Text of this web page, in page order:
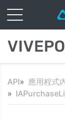
API
應用程式